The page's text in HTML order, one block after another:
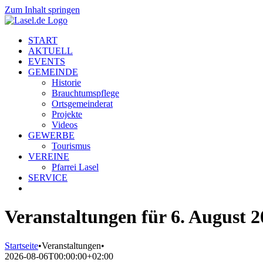
Zum Inhalt springen
START
AKTUELL
EVENTS
GEMEINDE
Historie
Brauchtumspflege
Ortsgemeinderat
Projekte
Videos
GEWERBE
Tourismus
VEREINE
Pfarrei Lasel
SERVICE
Veranstaltungen für 6. August
Startseite•Veranstaltungen•
2026-08-06T00:00:00+02:00